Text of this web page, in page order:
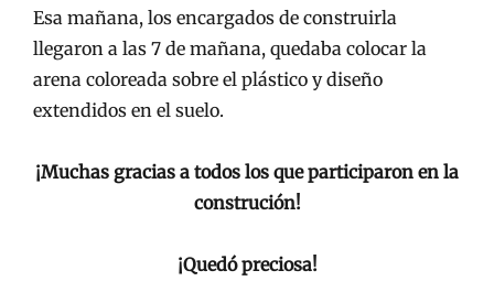
Esa mañana, los encargados de construirla
llegaron a las 7 de mañana, quedaba colocar la
arena coloreada sobre el plástico y diseño
extendidos en el suelo.
¡Muchas gracias a todos los que participaron en la
construción!
¡Quedó preciosa!